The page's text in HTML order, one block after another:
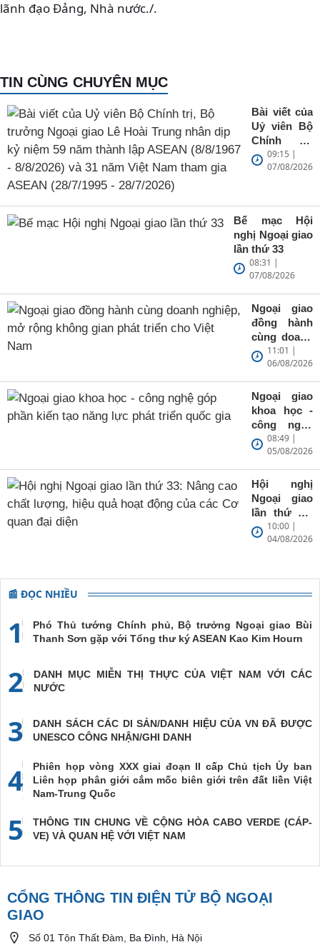
lãnh đạo Đảng, Nhà nước./.
TIN CÙNG CHUYÊN MỤC
Bài viết của
Uỷ viên Bộ
Chính trị,
Bộ trưởng
Ngoại giao
59 năm
thành lập
ASEAN
(8/8/1967 -
31 năm Việt
Nam tham
gia ASEAN
(28/7/1995 -
28/7/2026)
09:15 |
07/08/2026
Bế mạc Hội
nghị Ngoại giao
lần thứ 33
08:31 |
07/08/2026
Ngoại giao
đồng hành
cùng doanh
nghiệp, mở
rộng không
gian phát
triển cho
Việt Nam
11:01 |
06/08/2026
Ngoại giao
khoa học -
công nghệ
góp phần
kiến tạo
năng lực
phát triển
quốc gia
08:49 |
05/08/2026
Hội nghị
Ngoại giao
lần thứ 33:
Nâng cao
chất lượng,
quan đại
10:00 |
04/08/2026
📰 ĐỌC NHIỀU
1
Phó Thủ tướng Chính phủ, Bộ trưởng Ngoại giao Bùi
Thanh Sơn gặp với Tổng thư ký ASEAN Kao Kim Hourn
2
DANH MỤC MIỄN THỊ THỰC CỦA VIỆT NAM VỚI CÁC
NƯỚC
3
DANH SÁCH CÁC DI SẢN/DANH HIỆU CỦA VN ĐÃ ĐƯỢC
UNESCO CÔNG NHẬN/GHI DANH
4
Phiên họp vòng XXX giai đoạn II cấp Chủ tịch Ủy ban
Liên họp phân giới cắm mốc biên giới trên đất liền Việt
Nam-Trung Quốc
5
THÔNG TIN CHUNG VỀ CỘNG HÒA CABO VERDE (CÁP-
VE) VÀ QUAN HỆ VỚI VIỆT NAM
CỔNG THÔNG TIN ĐIỆN TỬ BỘ NGOẠI
GIAO
Số 01 Tôn Thất Đàm, Ba Đình, Hà Nội